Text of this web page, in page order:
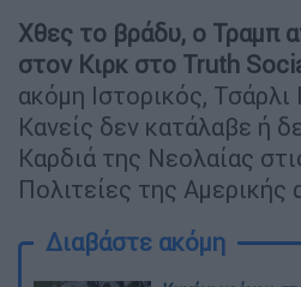
Χθες το βράδυ, ο Τραμπ
στον Κιρκ στο Truth
ακόμη Ιστορικός, Τσάρλι
Κανείς δεν κατάλαβε ή
Καρδιά της Νεολαίας
Πολιτείες της Αμερικής
Διαβάστε ακόμη